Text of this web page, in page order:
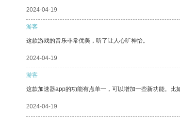
2024-04-19
游客
这款游戏的音乐非常优美，听了让人心旷神怡。
2024-04-19
游客
这款加速器app的功能有点单一，可以增加一些新功能。比
2024-04-19